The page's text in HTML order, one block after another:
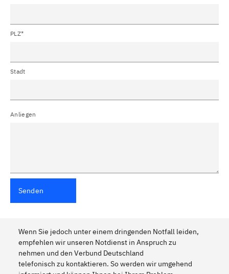
PLZ*
Stadt
Anliegen
Senden
Wenn Sie jedoch unter einem dringenden Notfall leiden,
empfehlen wir unseren Notdienst in Anspruch zu
nehmen und den Verbund Deutschland
telefonisch zu kontaktieren. So werden wir umgehend